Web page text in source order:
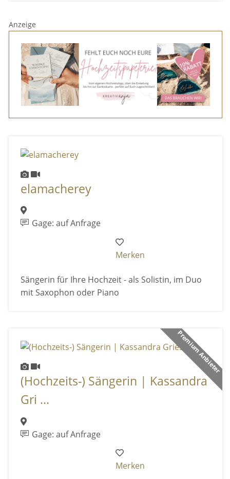
Anzeige
elamacherey
Gage: auf Anfrage
Merken
Sängerin für Ihre Hochzeit - als Solistin, im Duo
mit Saxophon oder Piano
Premium Anbieter
(Hochzeits-) Sängerin | Kassandra
Gri ...
Gage: auf Anfrage
Merken